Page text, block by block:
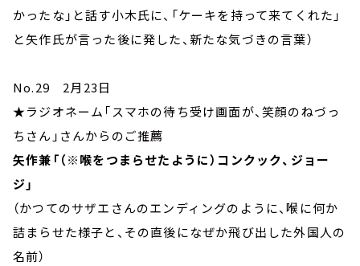
かったな」と話す小木氏に、「ケーキを持って来てくれた」
と矢作氏が言った後に発した、新たな気づきの言葉）
No.29 2月23日
★ラジオネーム「スマホの待ち受け画面が、笑顔のねづっ
ちさん」さんからのご推薦
矢作兼「（※喉をつまらせたように）コンクック、ジョー
ジ」
（かつてのサザエさんのエンディングのように、喉に何か
詰まらせた様子と、その直後になぜか飛び出した外国人の
名前）